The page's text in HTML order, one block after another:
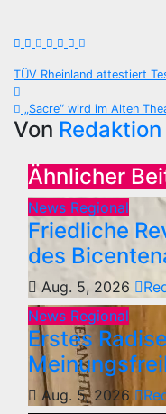
TÜV Rheinland attestiert
„Sacre“ wird im Alten
Von Redaktion
Ähnlicher
News Regional
Friedliche
des
Aug. 5, 2026
News Regional
Erstes
Aug. 5, 2026